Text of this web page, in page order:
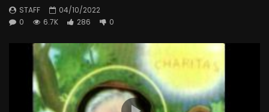
STAFF
04/10/2022
0
6.7K 286 0